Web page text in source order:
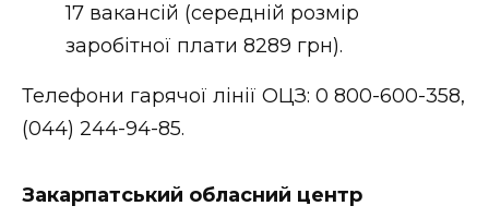
17 вакансій (середній розмір
заробітної плати 8289 грн).
Телефони гарячої лінії ОЦЗ: 0 800-600-358,
(044) 244-94-85.
Закарпатський обласний центр